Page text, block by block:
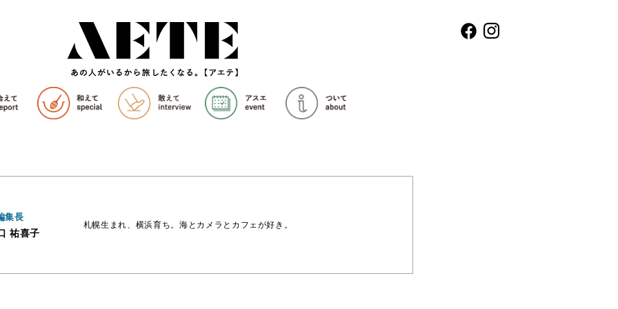
集長
祐喜子
札幌生まれ、横浜育ち。海とカメラとカフェが好き。